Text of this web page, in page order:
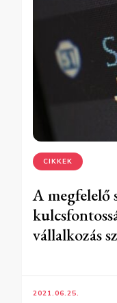
CIKKEK
A megfelelő
vállalkozás
2021.06.25.